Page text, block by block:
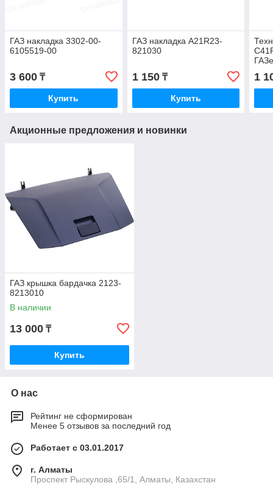
ГАЗ накладка 3302-00-
6105519-00
3 600 ₸
Купить
ГАЗ накладка А21R23-
821030
1 150₸
Купить
1
Акционные предложения и новинки
ГАЗ крышка бардачка 2123-
8213010
В наличии
13 000 ₸
Купить
О нас
Рейтинг не сформирован
Менее 5 отзывов за последний год
Работает с 03.01.2017
г. Алматы
Проспект Рыскулова ,65/1, Алматы, Казахстан